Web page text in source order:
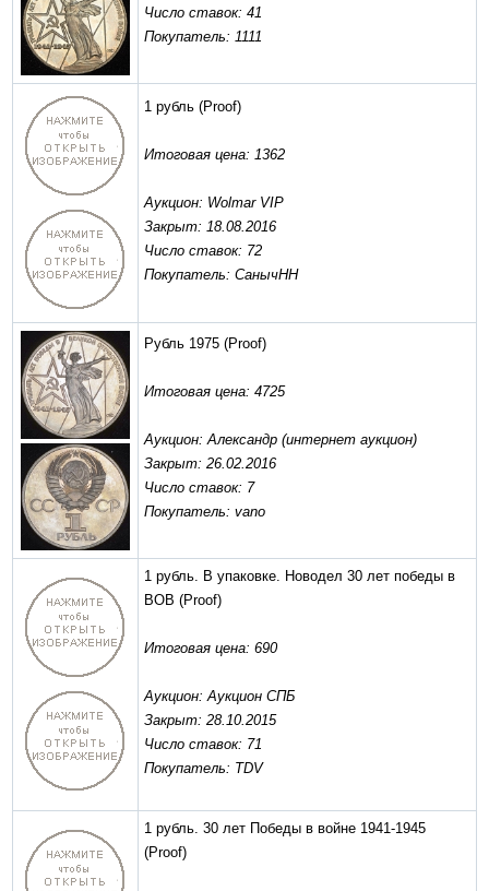
Число ставок: 41
Покупатель: 1111
1 рубль (Proof)
Итоговая цена: 1362
Аукцион: Wolmar VIP
Закрыт: 18.08.2016
Число ставок: 72
Покупатель: СанычНН
Рубль 1975 (Proof)
Итоговая цена: 4725
Аукцион: Александр (интернет аукцион)
Закрыт: 26.02.2016
Число ставок: 7
Покупатель: vano
1 рубль. В упаковке. Новодел 30 лет победы в
ВОВ (Proof)
Итоговая цена: 690
Аукцион: Аукцион СПБ
Закрыт: 28.10.2015
Число ставок: 71
Покупатель: TDV
1 рубль. 30 лет Победы в войне 1941-1945
(Proof)